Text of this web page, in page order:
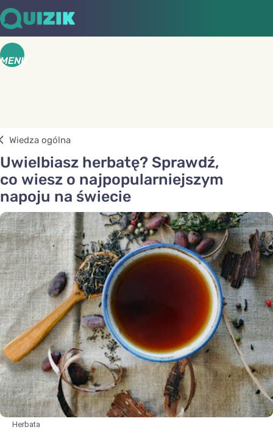
MENU
Wiedza ogólna
Uwielbiasz herbatę? Sprawdź,
co wiesz o najpopularniejszym
napoju na świecie
Herbata